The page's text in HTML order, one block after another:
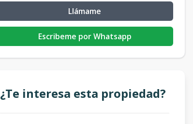
Llámame
Escribeme por Whatsapp
¿Te interesa esta propiedad?